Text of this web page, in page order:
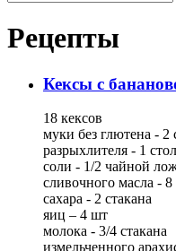
Рецепты
Кексы с
18 кексов
муки без глютена - 2
разрыхлителя - 1
соли - 1/2 чайной
сливочного масла -
сахара - 2 стакана
яиц – 4 шт
молока - 3/4 стакана
измельченного